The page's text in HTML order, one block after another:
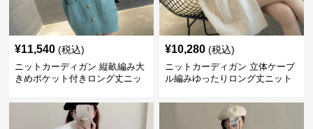
¥11,540 (税込)
ニットカーディガン 縦畝編み大
きめポケット付きロング丈ニッ
¥10,280 (税込)
ニットカーディガン 立体ケーブ
ル編みゆったりロング丈ニット